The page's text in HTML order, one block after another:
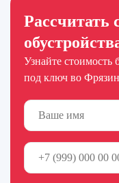
Рассчитать
Узнайте стоимость
под ключ во